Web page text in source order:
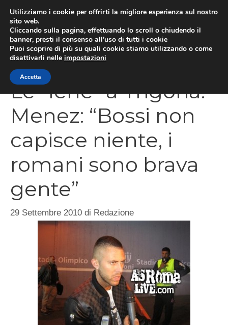
contenuto
Le “Iene” a Trigoria.
Menez: “Bossi non
capisce niente, i
romani sono brava
gente”
29 Settembre 2010 di Redazione
Utilizziamo i cookie per offrirti la migliore esperienza sul nostro
sito web.
Cliccando sulla pagina, effettuando lo scroll o chiudendo il
banner, presti il consenso all’uso di tutti i cookie
Puoi scoprire di più su quali cookie stiamo utilizzando o come
disattivarli nelle impostazioni
Accetta